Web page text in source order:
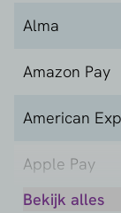
Alma
Amazon Pay
American
Apple Pay
Bekijk alles